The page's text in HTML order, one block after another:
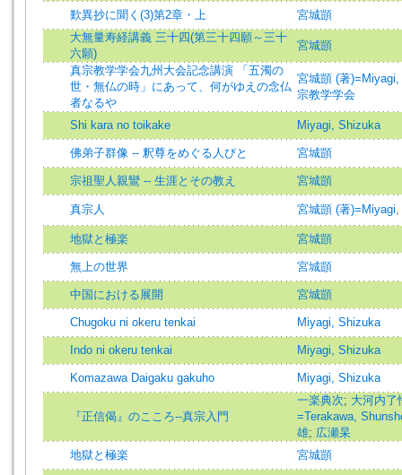
歎異抄に聞く(3)第2章・上
宮城顗
大無量寿経講義 三十四(第三十四願～三十
六願)
宮城顗
真宗教学学会九州大会記念講演 「五濁の
世・無仏の時」にあって、何がゆえの念仏
者なるや
宮城顗 (著
宗教学学会
Shi kara no toikake Miyagi, Shizuka
佛弟子群像 -- 釈尊をめぐる人びと 宮城顗
宗祖聖人親鸞 -- 生涯とその教え 宮城顗
真宗人 宮城顗 (著
地獄と極楽 宮城顗
無上の世界 宮城顗
中国における展開 宮城顗
Chugoku ni okeru tenkai Miyagi, Shizuka
Indo ni okeru tenkai Miyagi, Shizuka
Komazawa Daigaku gakuho Miyagi, Shizuka
『正信偈』のこころ--真宗入門
一楽典次; 大河内了
=Terakawa,
雄; 広瀬杲
地獄と極楽
宮城顗